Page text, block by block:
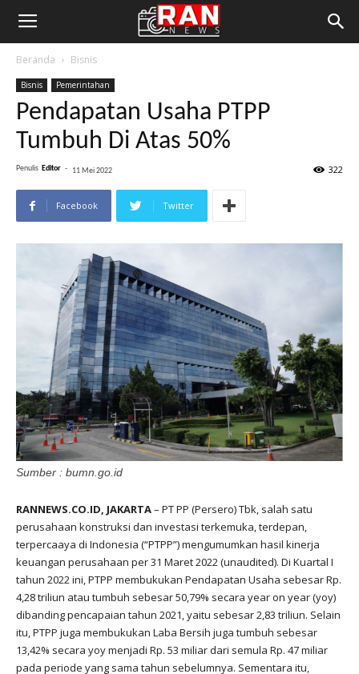
Beranda Bisnis
Bisnis Pemerintahan
Pendapatan Usaha PTPP
Tumbuh Di Atas 50%
Penulis Editor - 11 Mei 2022 322
Facebook Twitter
Sumber : bumn.go.id
RANNEWS.CO.ID, JAKARTA– PT PP (Persero) Tbk, salah satu
perusahaan konstruksi dan investasi terkemuka, terdepan,
terpercaaya di Indonesia (“PTPP”) mengumumkan hasil kinerja
keuangan perusahaan per 31 Maret 2022 (unaudited). Di Kuartal I
tahun 2022 ini, PTPP membukukan Pendapatan Usaha sebesar Rp.
4,28 triliun atau tumbuh sebesar 50,79% secara year on year (yoy)
dibanding pencapaian tahun 2021, yaitu sebesar 2,83 triliun. Selain
itu, PTPP juga membukukan Laba Bersih juga tumbuh sebesar
13,42% secara yoy menjadi Rp. 53 miliar dari semula Rp. 47 miliar
pada periode yang sama tahun sebelumnya. Sementara itu,